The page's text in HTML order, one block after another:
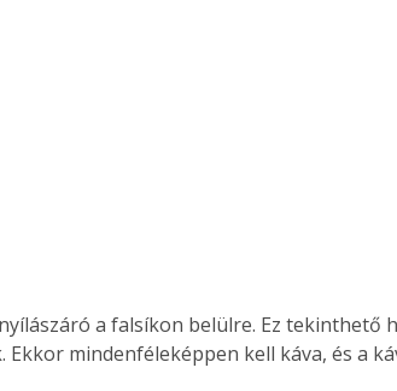
a falsíkon belülre. Ez
Ekkor mindenféleképpen kell káva, és a